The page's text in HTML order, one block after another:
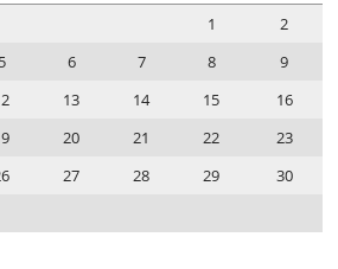
1
2
5 6 7 8
9
13 14 15
16
20 21 22
23
27 28 29
30